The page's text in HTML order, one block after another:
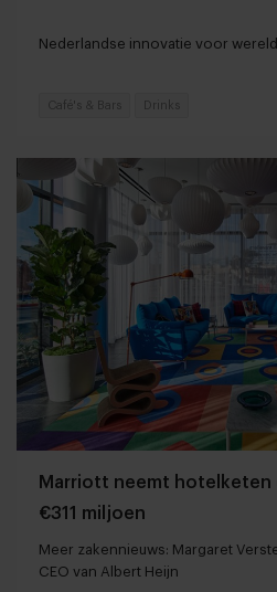
Nederlandse innovatie voor
Café's & Bars Drinks
Marriott neemt
€311 miljoen
Meer zakennieuws: Margaret
CEO van Albert Heijn